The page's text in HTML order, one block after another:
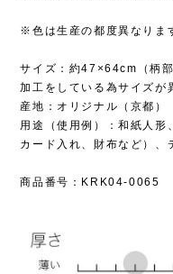
※色は生産の都度異なりま
サイズ：約47×64cm（柄
加工をしている為サイズが
産地：オリジナル（京都）
用途（使用例）：和紙人形
カード入れ、財布など）、
商品番号：KRK04-0065